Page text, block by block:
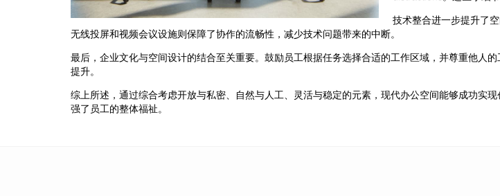
技术整合进一步提升了
无线投屏和视频会议设施则保障了协作的流畅性，减少技术问题带来的中断。
最后，企业文化与空间设计的结合至关重要。鼓励员工根据任务选择合适的工作区域，并尊重他人
提升。
综上所述，通过综合考虑开放与私密、自然与人工、灵活与稳定的元素，现代办公空间能够成功实
强了员工的整体福祉。